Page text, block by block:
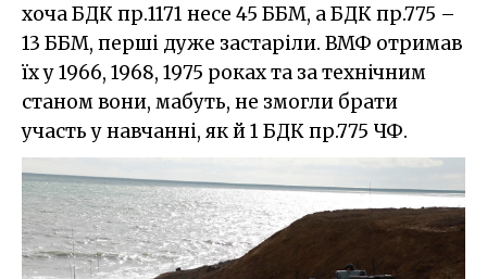
хоча БДК пр.1171 несе 45 ББМ, а БДК пр.775 –
13 ББМ, перші дуже застаріли. ВМФ отримав
їх у 1966, 1968, 1975 роках та за технічним
станом вони, мабуть, не змогли брати
участь у навчанні, як й 1 БДК пр.775 ЧФ.